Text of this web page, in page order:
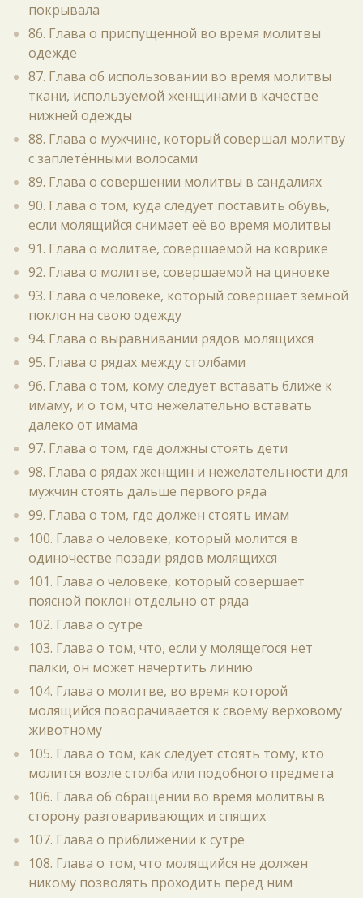
покрывала
86. Глава о приспущенной во время молитвы
одежде
87. Глава об использовании во время молитвы
ткани, используемой женщинами в качестве
нижней одежды
88. Глава о мужчине, который совершал молитву
с заплетёнными волосами
89. Глава о совершении молитвы в сандалиях
90. Глава о том, куда следует поставить обувь,
если молящийся снимает её во время молитвы
91. Глава о молитве, совершаемой на коврике
92. Глава о молитве, совершаемой на циновке
93. Глава о человеке, который совершает земной
поклон на свою одежду
94. Глава о выравнивании рядов молящихся
95. Глава о рядах между столбами
96. Глава о том, кому следует вставать ближе к
имаму, и о том, что нежелательно вставать
далеко от имама
97. Глава о том, где должны стоять дети
98. Глава о рядах женщин и нежелательности для
мужчин стоять дальше первого ряда
99. Глава о том, где должен стоять имам
100. Глава о человеке, который молится в
одиночестве позади рядов молящихся
101. Глава о человеке, который совершает
поясной поклон отдельно от ряда
102. Глава о сутре
103. Глава о том, что, если у молящегося нет
палки, он может начертить линию
104. Глава о молитве, во время которой
молящийся поворачивается к своему верховому
животному
105. Глава о том, как следует стоять тому, кто
молится возле столба или подобного предмета
106. Глава об обращении во время молитвы в
сторону разговаривающих и спящих
107. Глава о приближении к сутре
108. Глава о том, что молящийся не должен
никому позволять проходить перед ним